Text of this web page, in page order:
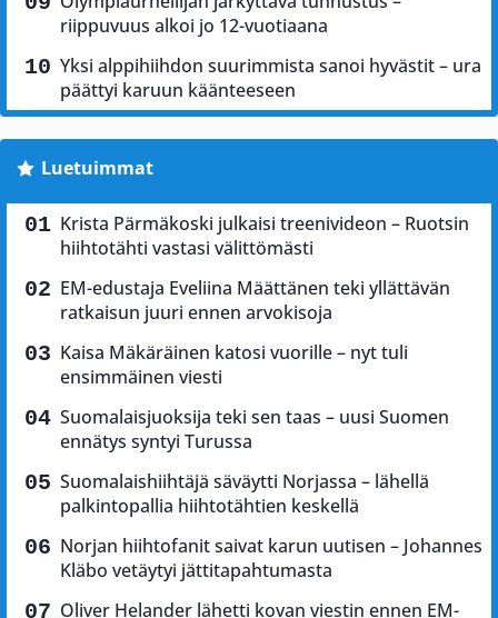
riippuvuus alkoi jo 12-vuotiaana
Yksi alppihiihdon suurimmista sanoi hyvästit – ura
päättyi karuun käänteeseen
Luetuimmat
Krista Pärmäkoski julkaisi treenivideon – Ruotsin
hiihtotähti vastasi välittömästi
EM-edustaja Eveliina Määttänen teki yllättävän
ratkaisun juuri ennen arvokisoja
Kaisa Mäkäräinen katosi vuorille – nyt tuli
ensimmäinen viesti
Suomalaisjuoksija teki sen taas – uusi Suomen
ennätys syntyi Turussa
Suomalaishiihtäjä säväytti Norjassa – lähellä
palkintopallia hiihtotähtien keskellä
Norjan hiihtofanit saivat karun uutisen – Johannes
Kläbo vetäytyi jättitapahtumasta
Oliver Helander lähetti kovan viestin ennen EM-